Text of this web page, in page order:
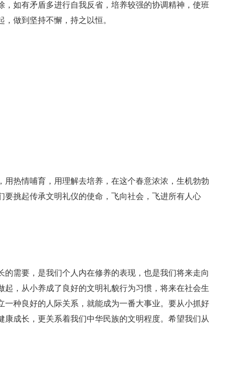
如有矛盾多进行自我反省，培养较强的协调精神，使班
做到坚持不懈，持之以恒。
热情哺育，用理解去培养，在这个春意浓浓，生机勃勃
要挑起传承文明礼仪的使命，飞向社会，飞进所有人心
需要，是我们个人内在修养的表现，也是我们将来走向
，从小养成了良好的文明礼貌行为习惯，将来在社会生
种良好的人际关系，就能成为一番大事业。要从小抓好
成长，更关系着我们中华民族的文明程度。希望我们从